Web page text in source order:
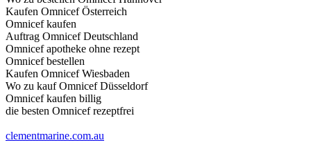
Kaufen Omnicef Österreich
Omnicef kaufen
Auftrag Omnicef Deutschland
Omnicef apotheke ohne rezept
Omnicef bestellen
Kaufen Omnicef Wiesbaden
Wo zu kauf Omnicef Düsseldorf
Omnicef kaufen billig
die besten Omnicef rezeptfrei
clementmarine.com.au